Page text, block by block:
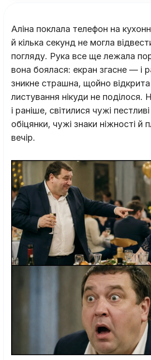
Аліна поклала телефон на
й кілька секунд не могла
погляду. Рука все ще лежала
вона боялася: екран згасне — і
зникне страшна, щойно
листування нікуди не поділося.
і раніше, світилися чужі
обіцянки, чужі знаки ніжності й
вечір.